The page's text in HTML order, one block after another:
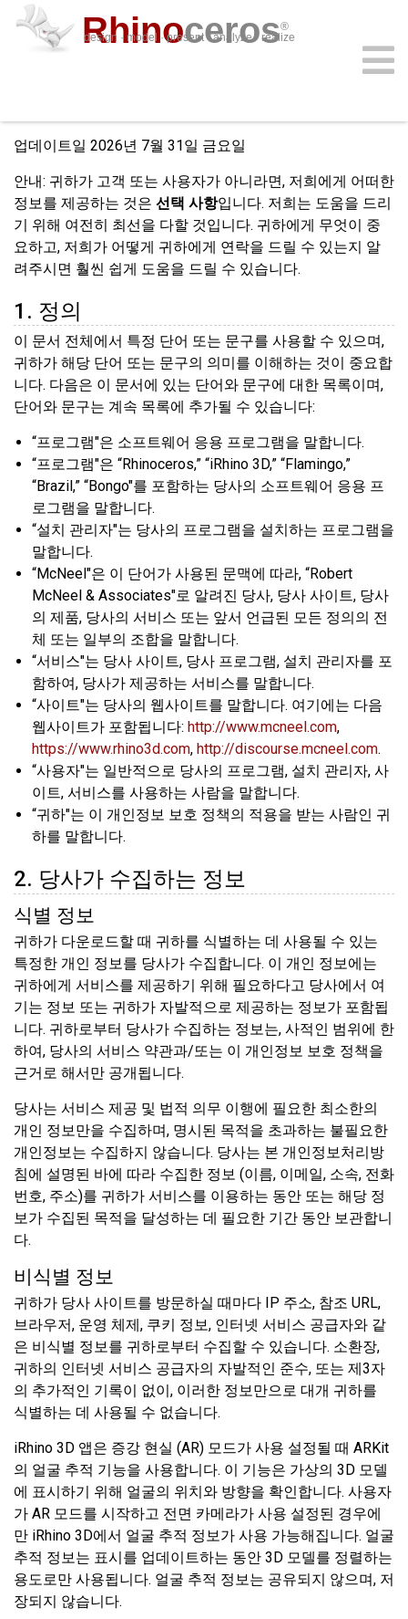
Rhinoceros®
design · model · present · analyze · realize
구매
다운로드
학습
기능
지원
플러그인
로그인
업데이트일 2026년 7월 31일 금요일
안내: 귀하가 고객 또는 사용자가 아니라면, 저희에게 어떠한
정보를 제공하는 것은 선택 사항입니다. 저희는 도움을 드리
기 위해 여전히 최선을 다할 것입니다. 귀하에게 무엇이 중
요하고, 저희가 어떻게 귀하에게 연락을 드릴 수 있는지 알
려주시면 훨씬 쉽게 도움을 드릴 수 있습니다.
1. 정의
이 문서 전체에서 특정 단어 또는 문구를 사용할 수 있으며,
귀하가 해당 단어 또는 문구의 의미를 이해하는 것이 중요합
니다. 다음은 이 문서에 있는 단어와 문구에 대한 목록이며,
단어와 문구는 계속 목록에 추가될 수 있습니다:
“프로그램"은 소프트웨어 응용 프로그램을 말합니다.
“프로그램"은 “Rhinoceros,” “iRhino 3D,” “Flamingo,”
“Brazil,” “Bongo"를 포함하는 당사의 소프트웨어 응용 프
로그램을 말합니다.
“설치 관리자"는 당사의 프로그램을 설치하는 프로그램을
말합니다.
“McNeel"은 이 단어가 사용된 문맥에 따라, “Robert
McNeel & Associates"로 알려진 당사, 당사 사이트, 당사
의 제품, 당사의 서비스 또는 앞서 언급된 모든 정의의 전
체 또는 일부의 조합을 말합니다.
“서비스"는 당사 사이트, 당사 프로그램, 설치 관리자를 포
함하여, 당사가 제공하는 서비스를 말합니다.
“사이트"는 당사의 웹사이트를 말합니다. 여기에는 다음
웹사이트가 포함됩니다: http://www.mcneel.com,
https://www.rhino3d.com, http://discourse.mcneel.com.
“사용자"는 일반적으로 당사의 프로그램, 설치 관리자, 사
이트, 서비스를 사용하는 사람을 말합니다.
“귀하"는 이 개인정보 보호 정책의 적용을 받는 사람인 귀
하를 말합니다.
2. 당사가 수집하는 정보
식별 정보
귀하가 다운로드할 때 귀하를 식별하는 데 사용될 수 있는
특정한 개인 정보를 당사가 수집합니다. 이 개인 정보에는
귀하에게 서비스를 제공하기 위해 필요하다고 당사에서 여
기는 정보 또는 귀하가 자발적으로 제공하는 정보가 포함됩
니다. 귀하로부터 당사가 수집하는 정보는, 사적인 범위에 한
하여, 당사의 서비스 약관과/또는 이 개인정보 보호 정책을
근거로 해서만 공개됩니다.
당사는 서비스 제공 및 법적 의무 이행에 필요한 최소한의
개인 정보만을 수집하며, 명시된 목적을 초과하는 불필요한
개인정보는 수집하지 않습니다. 당사는 본 개인정보처리방
침에 설명된 바에 따라 수집한 정보 (이름, 이메일, 소속, 전화
번호, 주소)를 귀하가 서비스를 이용하는 동안 또는 해당 정
보가 수집된 목적을 달성하는 데 필요한 기간 동안 보관합니
다.
비식별 정보
귀하가 당사 사이트를 방문하실 때마다 IP 주소, 참조 URL,
브라우저, 운영 체제, 쿠키 정보, 인터넷 서비스 공급자와 같
은 비식별 정보를 귀하로부터 수집할 수 있습니다. 소환장,
귀하의 인터넷 서비스 공급자의 자발적인 준수, 또는 제3자
의 추가적인 기록이 없이, 이러한 정보만으로 대개 귀하를
식별하는 데 사용될 수 없습니다.
iRhino 3D 앱은 증강 현실 (AR) 모드가 사용 설정될 때 ARKit
의 얼굴 추적 기능을 사용합니다. 이 기능은 가상의 3D 모델
에 표시하기 위해 얼굴의 위치와 방향을 확인합니다. 사용자
가 AR 모드를 시작하고 전면 카메라가 사용 설정된 경우에
만 iRhino 3D에서 얼굴 추적 정보가 사용 가능해집니다. 얼굴
추적 정보는 표시를 업데이트하는 동안 3D 모델를 정렬하는
용도로만 사용됩니다. 얼굴 추적 정보는 공유되지 않으며, 저
장되지 않습니다.